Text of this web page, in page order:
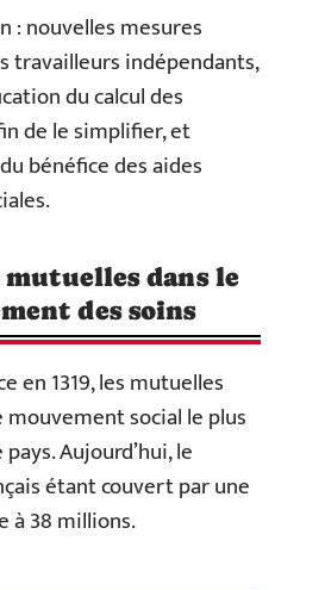
: nouvelles mesures
travailleurs indépendants,
du calcul des
de le simplifier, et
bénéfice des aides
mutuelles dans le
des soins
en1319, les mutuelles
social le plus
Aujourd’hui, le
étant couvert par une
à 38 millions.